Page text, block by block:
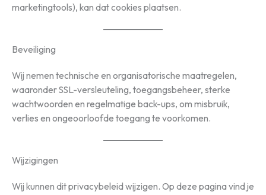
marketingtools), kan dat cookies plaatsen.
Beveiliging
Wij nemen technische en organisatorische maatregelen,
waaronder SSL-versleuteling, toegangsbeheer, sterke
wachtwoorden en regelmatige back-ups, om misbruik,
verlies en ongeoorloofde toegang te voorkomen.
Wijzigingen
Wij kunnen dit privacybeleid wijzigen. Op deze pagina vind je